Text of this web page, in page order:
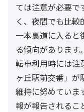
ては注意が必要で
く、夜間でも比較
一本裏道に入ると
る傾向があります
転車利用時には注
ヶ丘駅前交番」が
維持に努めていま
報が報告されるこ